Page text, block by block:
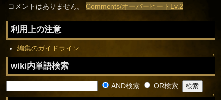
コメントはありません。Comments/オーバーヒートLv.2
利用上の注意
編集のガイドライン
↑
wiki内単語検索
AND検索 OR検索
↑